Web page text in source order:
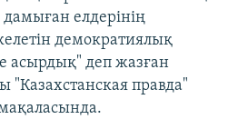
елдерінің
демократиялық
асырдық" деп жазған
правда"